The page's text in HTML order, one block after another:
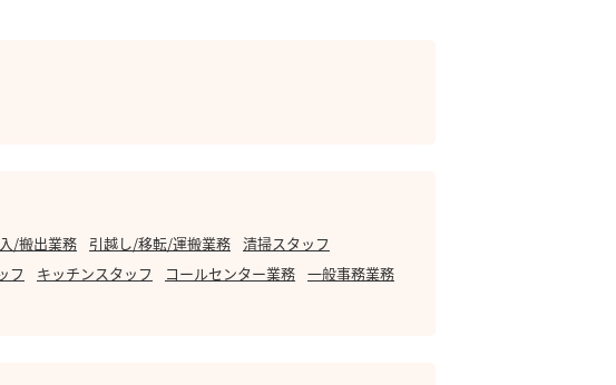
/搬出業務 引越し/移転/運搬業務 清掃スタッフ
フ キッチンスタッフ コールセンター業務 一般事務業務